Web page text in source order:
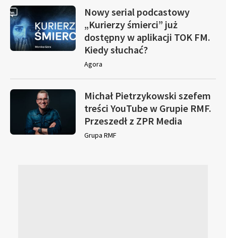
Nowy serial podcastowy
„Kurierzy śmierci” już
dostępny w aplikacji TOK FM.
Kiedy słuchać?
Agora
Michał Pietrzykowski szefem
treści YouTube w Grupie RMF.
Przeszedł z ZPR Media
Grupa RMF